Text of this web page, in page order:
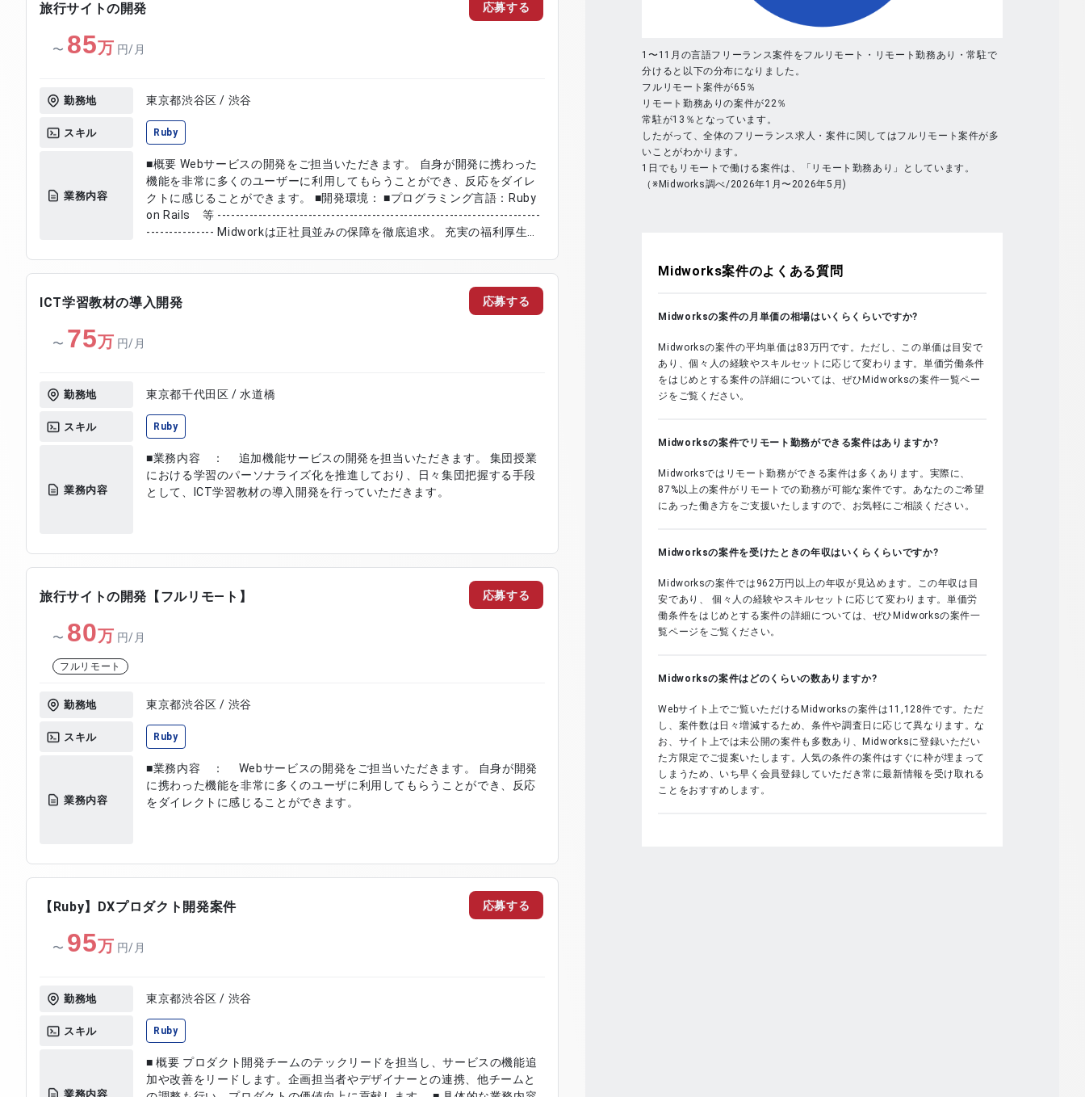
Lambda / RDS / OpenSearch(ElastcSearch) / ElastiCache(Redis) /
EC2 / Cloudwatch(Logs, Metrics, Alarms) / SNS Native App React
旅行サイトの開発
〜 85万 円/月
勤務地 東京都渋谷区 / 渋谷
スキル Ruby
業務内容
■概要 Webサービスの開発をご担当いただきます。 自身が開発に携わった
機能を非常に多くのユーザーに利用してもらうことができ、反応をダイレ
クトに感じることができます。 ■開発環境： ■プログラミング言語：Ruby
on Rails 等 -----------------------------------------------------------------------
--------------- Midworkは正社員並みの保障を徹底追求。 充実の福利厚生で
応募する
ICT学習教材の導入開発
〜 75万 円/月
勤務地 東京都千代田区 / 水道橋
スキル Ruby
業務内容
■業務内容 ： 追加機能サービスの開発を担当いただきます。 集団授業
における学習のパーソナライズ化を推進しており、日々集団把握する手段
として、ICT学習教材の導入開発を行っていただきます。
応募する
旅行サイトの開発【フルリモ―ト】
〜 80万 円/月
フルリモート
勤務地 東京都渋谷区 / 渋谷
スキル Ruby
業務内容
■業務内容 ： Webサービスの開発をご担当いただきます。 自身が開発
に携わった機能を非常に多くのユーザに利用してもらうことができ、反応
をダイレクトに感じることができます。
応募する
【Ruby】DXプロダクト開発案件
〜 95万 円/月
勤務地 東京都渋谷区 / 渋谷
スキル Ruby
業務内容
■ 概要 プロダクト開発チームのテックリードを担当し、サービスの機能追
加や改善をリードします。企画担当者やデザイナーとの連携、他チームと
応募する
1〜11月の言語フリーランス案件をフルリモート・リモート勤務あり・常駐で
分けると以下の分布になりました。
フルリモート案件が65％
リモート勤務ありの案件が22％
常駐が13％となっています。
したがって、全体のフリーランス求人・案件に関してはフルリモート案件が多
いことがわかります。
1日でもリモートで働ける案件は、「リモート勤務あり」としています。
（※Midworks調べ/2026年1月〜2026年5月)
Midworks案件のよくある質問
Midworksの案件の月単価の相場はいくらくらいですか?
Midworksの案件の平均単価は83万円です。ただし、この単価は目安で
あり、個々人の経験やスキルセットに応じて変わります。単価労働条件
をはじめとする案件の詳細については、ぜひMidworksの案件一覧ペー
ジをご覧ください。
Midworksの案件でリモート勤務ができる案件はありますか?
Midworksではリモート勤務ができる案件は多くあります。実際に、
87%以上の案件がリモートでの勤務が可能な案件です。あなたのご希望
にあった働き方をご支援いたしますので、お気軽にご相談ください。
Midworksの案件を受けたときの年収はいくらくらいですか?
Midworksの案件では962万円以上の年収が見込めます。この年収は目
安であり、 個々人の経験やスキルセットに応じて変わります。単価労
働条件をはじめとする案件の詳細については、ぜひMidworksの案件一
覧ページをご覧ください。
Midworksの案件はどのくらいの数ありますか?
Webサイト上でご覧いただけるMidworksの案件は11,128件です。ただ
し、案件数は日々増減するため、条件や調査日に応じて異なります。な
お、サイト上では未公開の案件も多数あり、Midworksに登録いただい
た方限定でご提案いたします。人気の条件の案件はすぐに枠が埋まって
しまうため、いち早く会員登録していただき常に最新情報を受け取れる
ことをおすすめします。